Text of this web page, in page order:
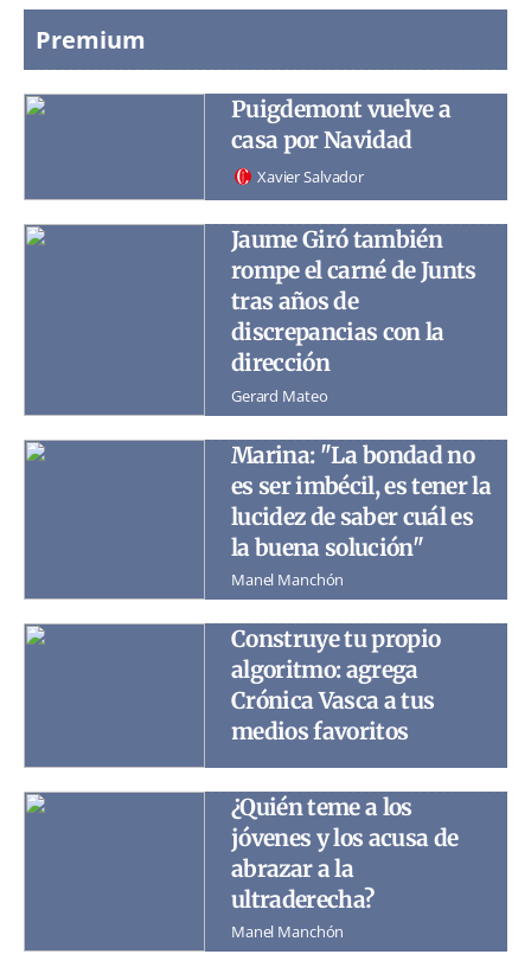
Premium
Puigdemont vuelve a
casa por Navidad
Xavier Salvador
Jaume Giró también
rompe el carné de Junts
tras años de
discrepancias con la
dirección
Gerard Mateo
Marina: "La bondad no
es ser imbécil, es tener la
lucidez de saber cuál es
la buena solución"
Manel Manchón
Construye tu propio
algoritmo: agrega
Crónica Vasca a tus
medios favoritos
¿Quién teme a los
jóvenes y los acusa de
abrazar a la
ultraderecha?
Manel Manchón